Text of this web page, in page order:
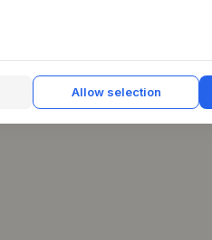
Allow selection